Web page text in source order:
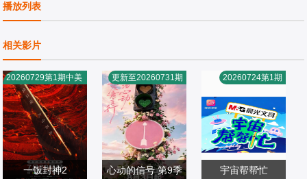
播放列表
相关影片
一饭封神2
20260729第1期中美
食竞技纯享版
心动的信号 第9季
更新至20260731期
宇宙帮帮忙
20260724第1期